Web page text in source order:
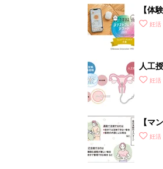
【体
妊活
人工
妊活
【マ
診ガ妊活